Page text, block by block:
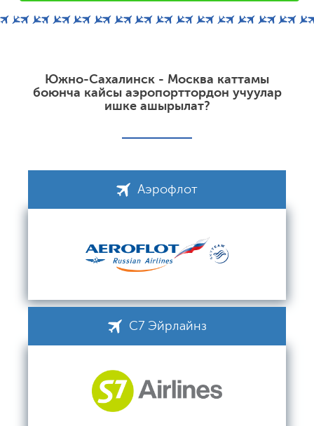
Южно-Сахалинск - Москва каттамы
боюнча кайсы аэропорттордон учуулар
ишке ашырылат?
Аэрофлот
С7 Эйрлайнз